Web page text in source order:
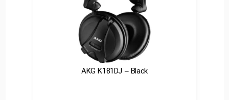
AKG K181DJ – Black